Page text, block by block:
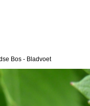
Bos - Bladvoet